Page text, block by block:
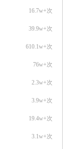
16.7w+次
39.9w+次
610.1w+次
76w+次
2.3w+次
3.9w+次
19.4w+次
3.1w+次